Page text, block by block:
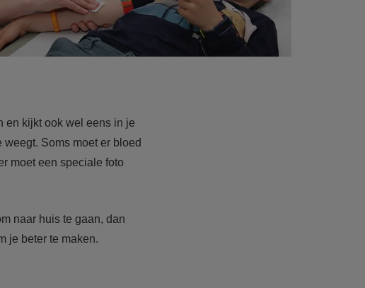
en kijkt ook wel eens in je
Soms moet er bloed
moet een speciale foto
naar huis te gaan, dan
je beter te maken.